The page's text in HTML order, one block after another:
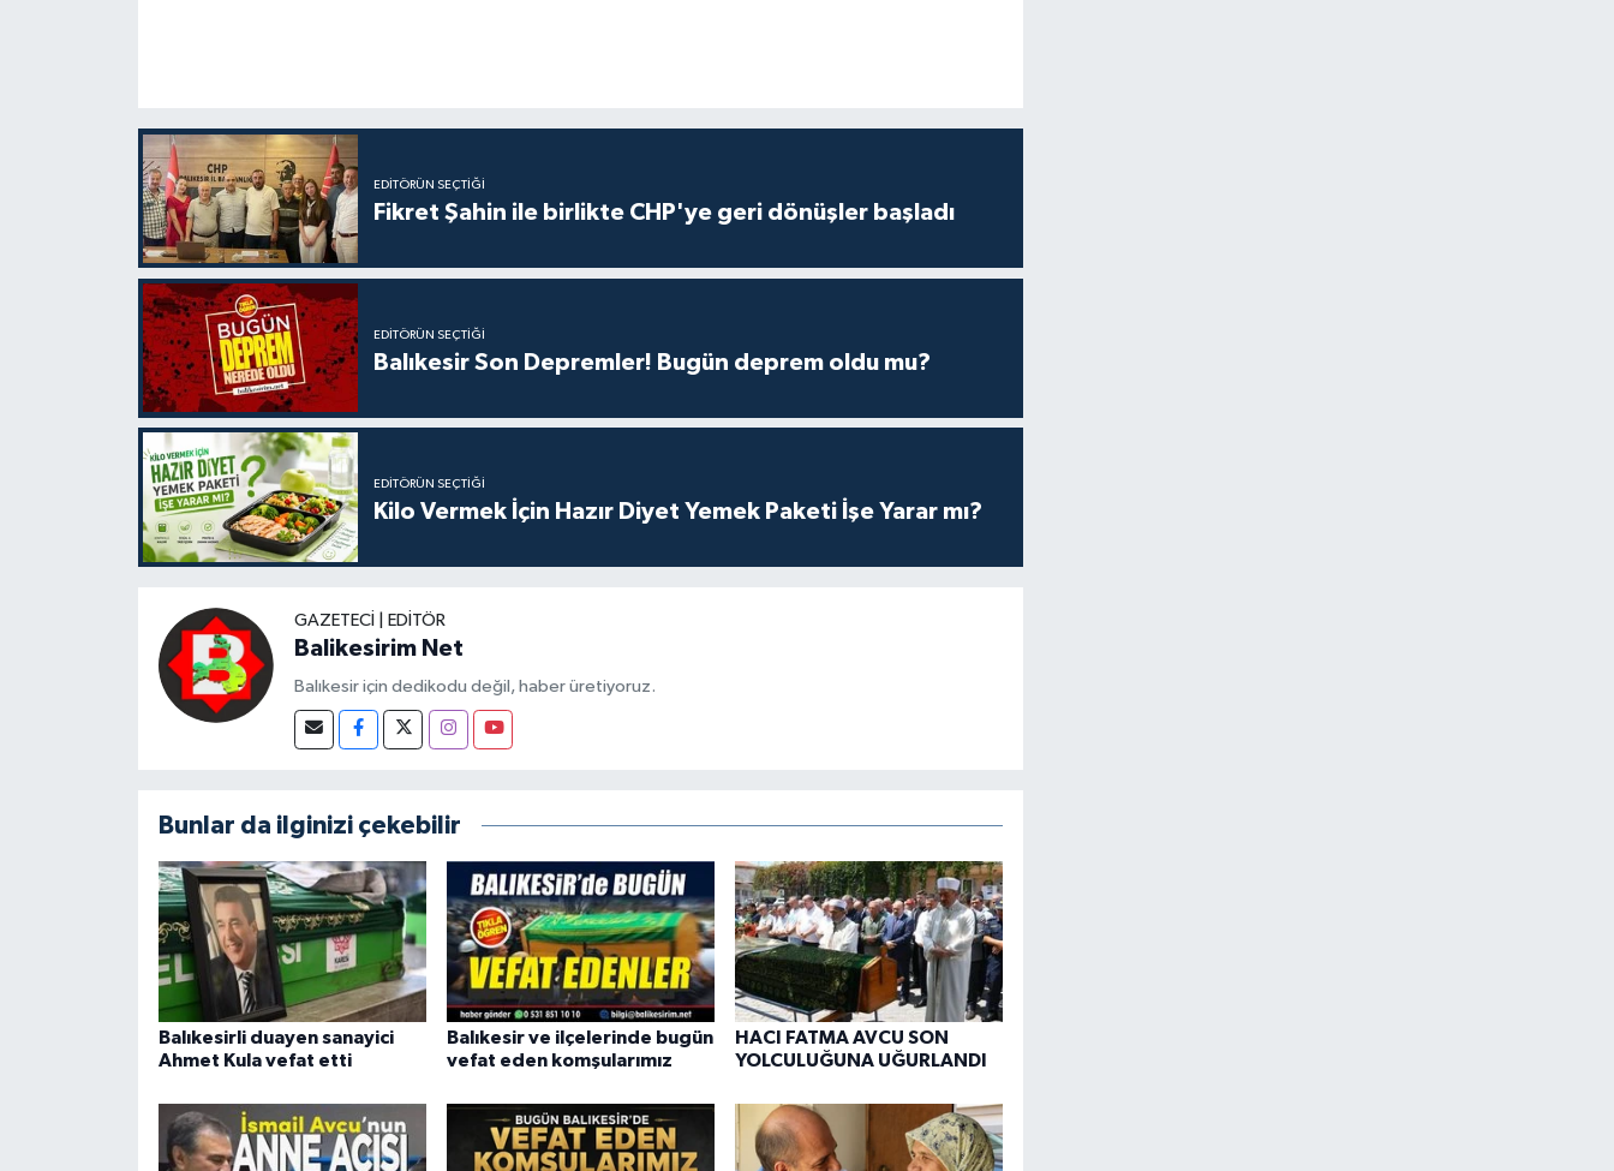
EDITÖRÜN SEÇTIĞI
Fikret Şahin ile birlikte CHP'ye geri dönüşler başladı
EDITÖRÜN SEÇTIĞI
Balıkesir Son Depremler! Bugün deprem oldu mu?
EDITÖRÜN SEÇTIĞI
Kilo Vermek İçin Hazır Diyet Yemek Paketi İşe Yarar mı?
GAZETECI | EDITÖR
Balikesirim Net
Balıkesir için dedikodu değil, haber üretiyoruz.
Bunlar da ilginizi çekebilir
Balıkesirli duayen sanayici
Ahmet Kula vefat etti
Balıkesir ve ilçelerinde bugün
vefat eden komşularımız
HACI FATMA AVCU SON
YOLCULUĞUNA UĞURLANDI